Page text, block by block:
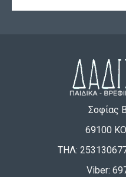
Σοφίας
69100
ΤΗΛ:
Viber: